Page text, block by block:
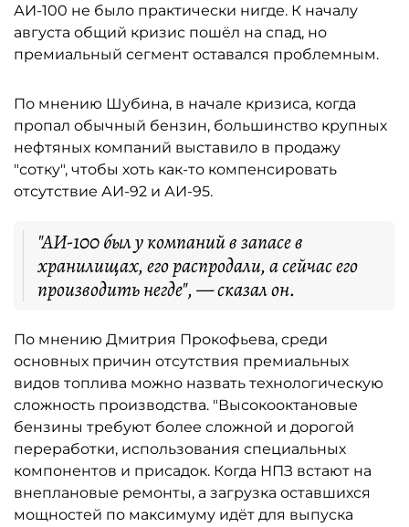
АИ-100 не было практически нигде. К началу
августа общий кризис пошёл на спад, но
премиальный сегмент оставался проблемным.
По мнению Шубина, в начале кризиса, когда
пропал обычный бензин, большинство крупных
нефтяных компаний выставило в продажу
"сотку", чтобы хоть как-то компенсировать
отсутствие АИ-92 и АИ-95.
"АИ-100 был у компаний в запасе в
хранилищах, его распродали, а сейчас его
производить негде", — сказал он.
По мнению Дмитрия Прокофьева, среди
основных причин отсутствия премиальных
видов топлива можно назвать технологическую
сложность производства. "Высокооктановые
бензины требуют более сложной и дорогой
переработки, использования специальных
компонентов и присадок. Когда НПЗ встают на
внеплановые ремонты, а загрузка оставшихся
мощностей по максимуму идёт для выпуска